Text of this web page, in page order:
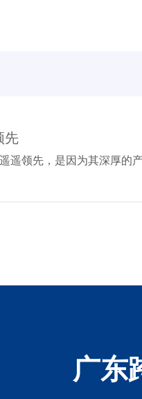
先
遥领先，是因为其深厚的
广东